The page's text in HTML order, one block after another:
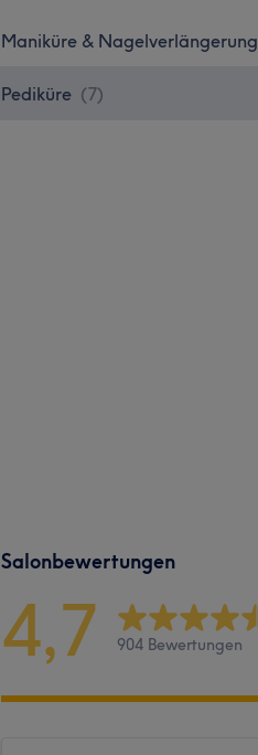
Maniküre &
Pediküre (7)
Salonbewertungen
4,7 904 Bewertungen